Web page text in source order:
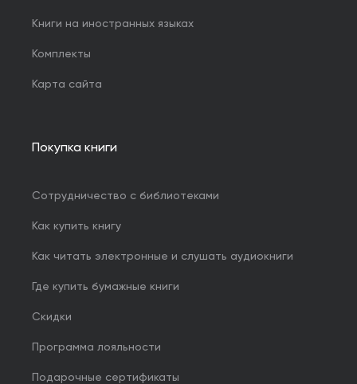
Книги на иностранных языках
Комплекты
Карта сайта
Покупка книги
Сотрудничество с библиотеками
Как купить книгу
Как читать электронные и слушать аудиокниги
Где купить бумажные книги
Скидки
Программа лояльности
Подарочные сертификаты